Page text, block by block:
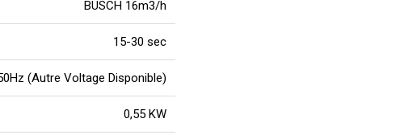
BUSCH 16m3/h
15-30 sec
(Autre Voltage Disponible)
0,55 KW